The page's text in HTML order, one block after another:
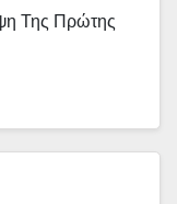
Της Πρώτης